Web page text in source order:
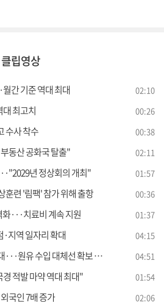
클립영상
간 기준 역대 최대 02:10
최고치 00:26
수사 착수 00:38
동산 공화국 탈출" 02:11
년 정상회의 개최" 01:57
훈련 '림팩' 참가 위해 출항 00:36
···치료비 계속 지원 01:37
지역 일자리 확대 04:15
유 수입 대체선 확보 [뉴스의 맥] 04:51
적발 마약 역대 최대" 01:54
국인 7배 증가 02:06